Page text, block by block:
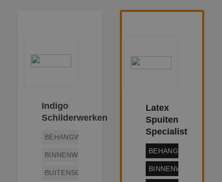
Indigo
Schilderwerken
BEHANGWERK
BINNENWERK
BUITENSCHILDERWERK
Latex
Spuiten
Specialist
BEHANGWERK
BINNENWERK